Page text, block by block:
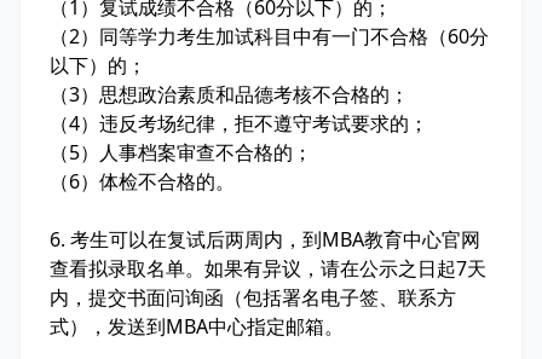
（1）复试成绩不合格（60分以下）的；
（2）同等学力考生加试科目中有一门不合格（60分
以下）的；
（3）思想政治素质和品德考核不合格的；
（4）违反考场纪律，拒不遵守考试要求的；
（5）人事档案审查不合格的；
（6）体检不合格的。
6. 考生可以在复试后两周内，到MBA教育中心官网
查看拟录取名单。如果有异议，请在公示之日起7天
内，提交书面问询函（包括署名电子签、联系方
式），发送到MBA中心指定邮箱。